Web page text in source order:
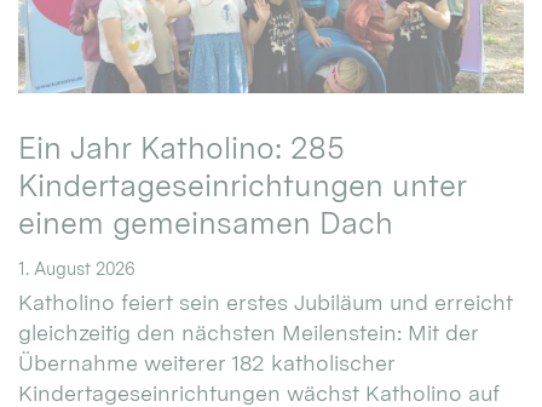
Ein Jahr Katholino: 285
Kindertageseinrichtungen unter
einem gemeinsamen Dach
1. August 2026
Katholino feiert sein erstes Jubiläum und erreicht
gleichzeitig den nächsten Meilenstein: Mit der
Übernahme weiterer 182 katholischer
Kindertageseinrichtungen wächst Katholino auf